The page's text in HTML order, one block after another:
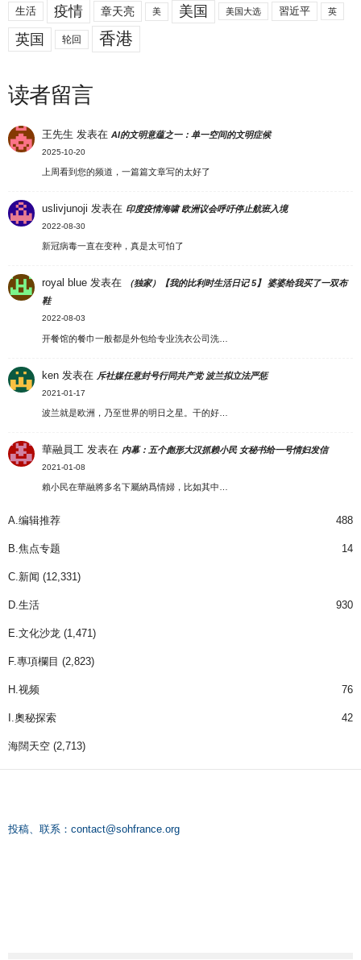
生活 疫情 章天亮 美 美国 美国大选 習近平 英
英国 轮回 香港
读者留言
王先生 发表在AI的文明意蕴之一：单一空间的文明症候
2025-10-20
上周看到您的频道，一篇篇文章写的太好了
uslivjunoji 发表在 印度疫情海啸 欧洲议会呼吁停止航班入境
2022-08-30
新冠病毒一直在变种，真是太可怕了
royal blue 发表在
（独家）【我的比利时生活日记 5】 婆婆给我买了一双布
鞋
2022-08-03
开餐馆的餐巾一般都是外包给专业洗衣公司洗…
ken 发表在 斥社媒任意封号行同共产党 波兰拟立法严惩
2021-01-17
波兰就是欧洲，乃至世界的明日之星。干的好…
華融員工 发表在 内幕：五个彪形大汉抓赖小民 女秘书给一号情妇发信
2021-01-08
賴小民在華融將多名下屬納爲情婦，比如其中…
A.编辑推荐 488
B.焦点专题 14
C.新闻 (12,331)
D.生活 930
E.文化沙龙 (1,471)
F.專項欄目 (2,823)
H.视频 76
I.奧秘探索 42
海闊天空 (2,713)
投稿、联系： contact@sohfrance.org